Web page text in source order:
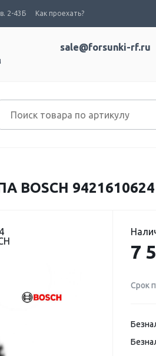
2-43Б Как проехать?
sale@forsunki-rf.ru
9421610624
7
Срок